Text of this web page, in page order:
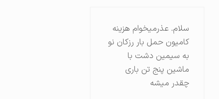
سلام. عذرمیخوام هزینه
کامیون حمل بار رزکان نو
به سیمین دشت با
ماشین پنج تن باری
چقدر میشه